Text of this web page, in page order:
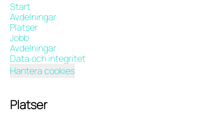
Start
Avdelningar
Platser
Jobb
Avdelningar
Data och integritet
Hantera cookies
Platser